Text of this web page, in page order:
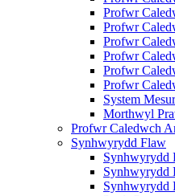
Profwr
Profwr
Profwr
Profwr
Profwr
Profwr
System
Morthwyl
Profwr Caledwch
Synhwyrydd Flaw
Synhwyrydd
Synhwyrydd
Synhwyrydd